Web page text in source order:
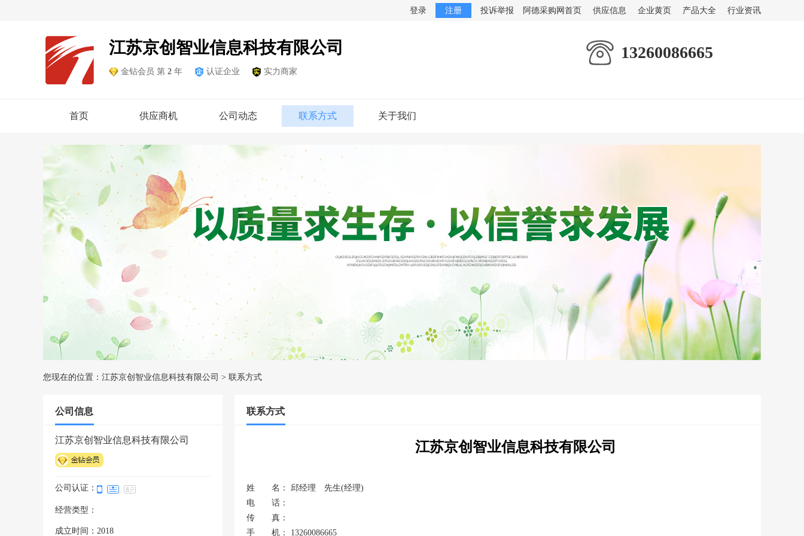
登录 注册 投诉举报 阿德采购网首页 供应信息 企业黄页 产品大全 行业资讯
江苏京创智业信息科技有限公司
金钻会员 第 2 年 认证企业 实力商家
13260086665
首页 供应商机 公司动态 联系方式 关于我们
您现在的位置： 江苏京创智业信息科技有限公司 > 联系方式
公司信息
江苏京创智业信息科技有限公司
公司认证：
经营类型：
成立时间：2018
联系方式
江苏京创智业信息科技有限公司
姓 名： 邱经理 先生(经理)
电 话：
传 真：
手 机： 13260086665